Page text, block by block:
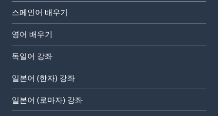
스페인어 배우기
영어 배우기
독일어 강좌
일본어 (한자) 강좌
일본어 (로마자) 강좌